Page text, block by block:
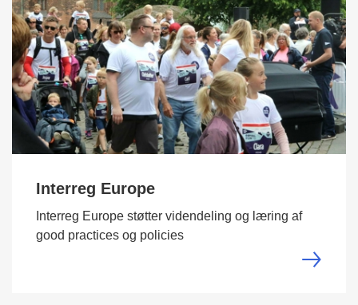
Interreg Europe
Interreg Europe støtter videndeling og læring af
good practices og policies